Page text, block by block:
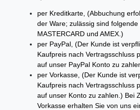
per Kreditkarte, (Abbuchung
der Ware; zulässig sind folgende
MASTERCARD und AMEX.)
per PayPal, (Der Kunde ist
Kaufpreis nach Vertragsschluss
auf unser PayPal Konto zu
per Vorkasse, (Der Kunde ist
Kaufpreis nach Vertragsschluss
auf unser Konto zu zahlen.) Bei
Vorkasse erhalten Sie von uns